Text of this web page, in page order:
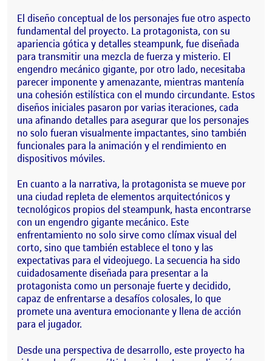
El diseño conceptual de los personajes fue otro aspecto
fundamental del proyecto. La protagonista, con su
apariencia gótica y detalles steampunk, fue diseñada
para transmitir una mezcla de fuerza y misterio. El
engendro mecánico gigante, por otro lado, necesitaba
parecer imponente y amenazante, mientras mantenía
una cohesión estilística con el mundo circundante. Estos
diseños iniciales pasaron por varias iteraciones, cada
una afinando detalles para asegurar que los personajes
no solo fueran visualmente impactantes, sino también
funcionales para la animación y el rendimiento en
dispositivos móviles.
En cuanto a la narrativa, la protagonista se mueve por
una ciudad repleta de elementos arquitectónicos y
tecnológicos propios del steampunk, hasta encontrarse
con un engendro gigante mecánico. Este
enfrentamiento no solo sirve como clímax visual del
corto, sino que también establece el tono y las
expectativas para el videojuego. La secuencia ha sido
cuidadosamente diseñada para presentar a la
protagonista como un personaje fuerte y decidido,
capaz de enfrentarse a desafíos colosales, lo que
promete una aventura emocionante y llena de acción
para el jugador.
Desde una perspectiva de desarrollo, este proyecto ha